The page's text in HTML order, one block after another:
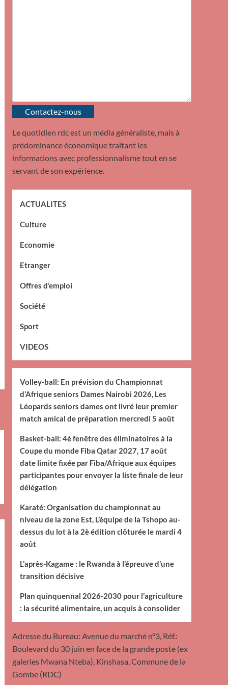
Contactez-nous
Le quotidien rdc est un média généraliste, mais à
prédominance économique traitant les
informations avec professionnalisme tout en se
servant de son expérience.
ACTUALITES
Culture
Economie
Etranger
Offres d’emploi
Société
Sport
VIDEOS
Volley-ball: En prévision du Championnat
d’Afrique seniors Dames Nairobi 2026, Les
Léopards seniors dames ont livré leur premier
match amical de préparation mercredi 5 août
Basket-ball: 4è fenêtre des éliminatoires à la
Coupe du monde Fiba Qatar 2027, 17 août
date limite fixée par Fiba/Afrique aux équipes
participantes pour envoyer la liste finale de leur
délégation
Karaté: Organisation du championnat au
niveau de la zone Est, L’équipe de la Tshopo au-
dessus du lot à la 2è édition clôturée le mardi 4
août
L’après-Kagame : le Rwanda à l’épreuve d’une
transition décisive
Plan quinquennal 2026-2030 pour l’agriculture
: la sécurité alimentaire, un acquis à consolider
Adresse du Bureau: Avenue du marché n°3, Réf.:
Boulevard du 30 juin en face de la grande poste (ex
galeries Mwana Nteba), Kinshasa, Commune de la
Gombe (RDC)